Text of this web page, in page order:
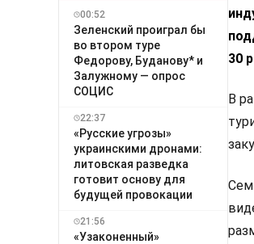
00:52
Зеленский проиграл бы
во втором туре
Федорову, Буданову* и
Залужному — опрос
СОЦИС
22:37
«Русские угрозы»
украинскими дронами:
литовская разведка
готовит основу для
будущей провокации
21:56
«Узаконенный»
30
В